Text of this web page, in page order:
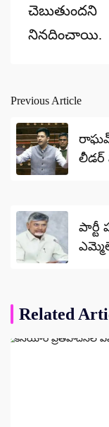
నినదించాయి.
Post
navigation
Previous Article
రాఘవ్
లీడర్
పార్టీ
Related